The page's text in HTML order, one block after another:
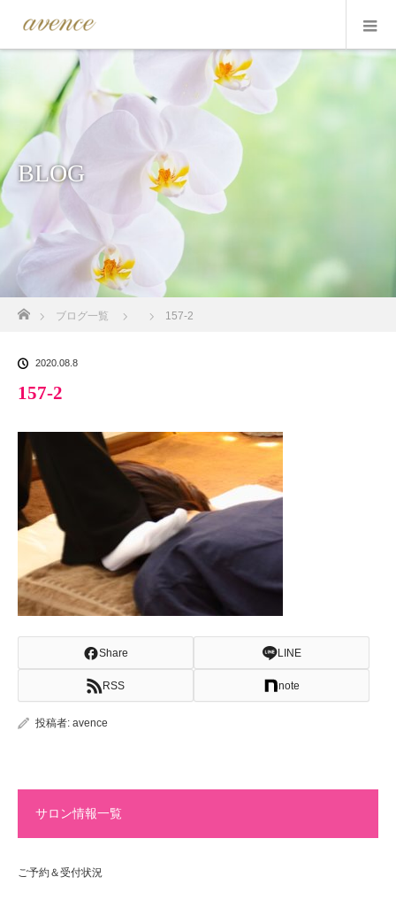
BLOG
ブログ一覧 157-2
2020.08.8
157-2
Share LINE
RSS note
投稿者: avence
サロン情報一覧
ご予約＆受付状況